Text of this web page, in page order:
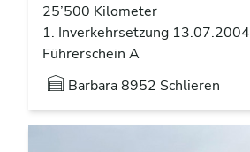
25’500 Kilometer
1. Inverkehrsetzung 13.07.2004
Führerschein A
Barbara8952 Schlieren